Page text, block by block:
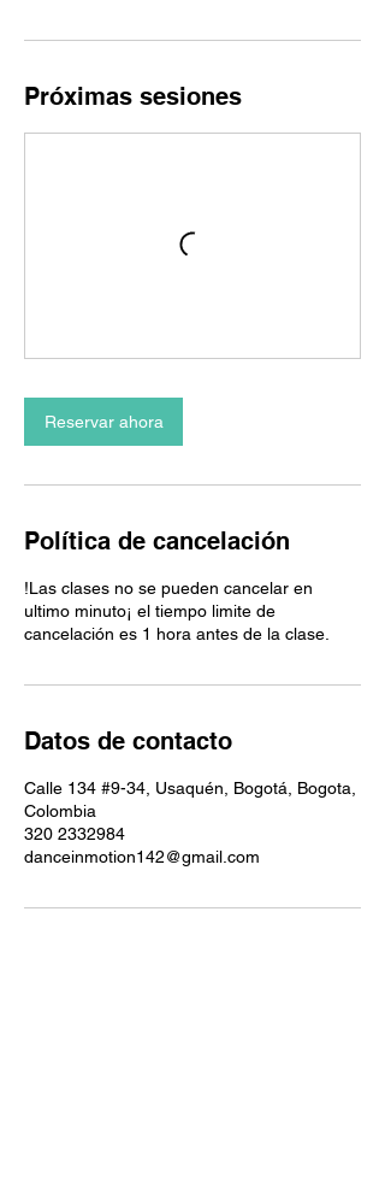
Próximas sesiones
Reservar ahora
Política de cancelación
!Las clases no se pueden cancelar en
ultimo minuto¡ el tiempo limite de
cancelación es 1 hora antes de la clase.
Datos de contacto
Calle 134 #9-34, Usaquén, Bogotá, Bogota,
Colombia
320 2332984
danceinmotion142@gmail.com